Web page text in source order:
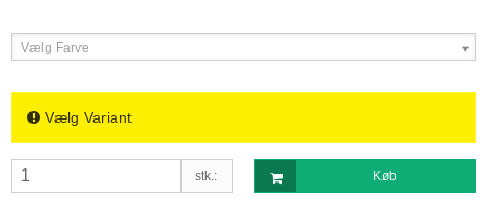
Vælg Farve
Vælg Variant
stk.: Køb